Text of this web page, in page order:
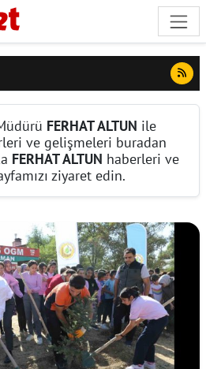
FERHAT ALTUN ile
ve gelişmeleri buradan
FERHAT ALTUN haberleri ve
ziyaret edin.